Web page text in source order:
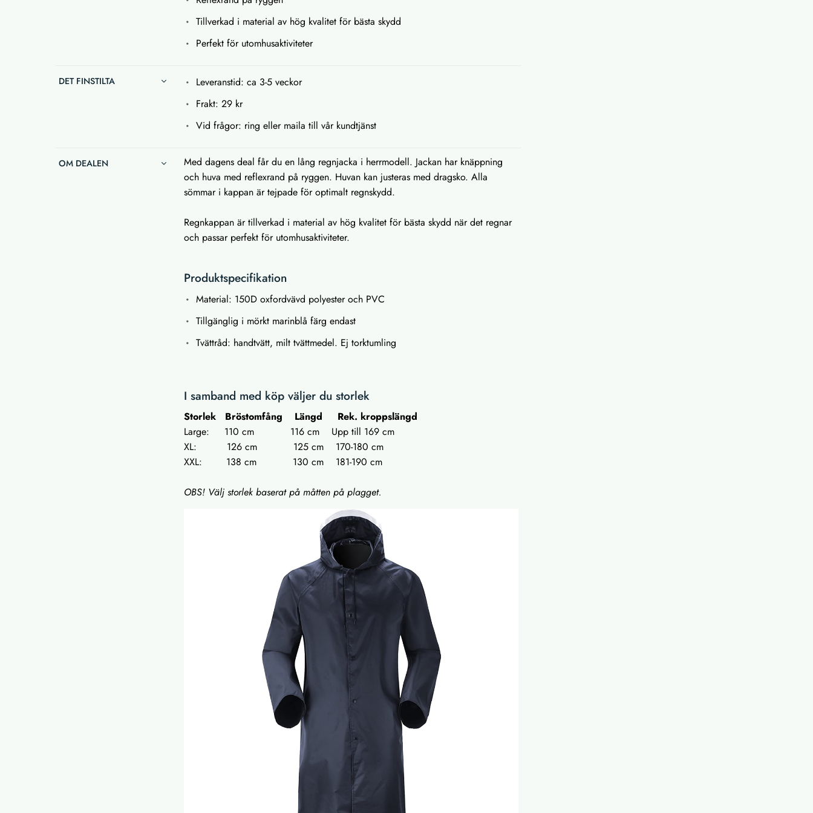
Tillverkad i material av hög kvalitet för bästa skydd
Perfekt för utomhusaktiviteter
DET FINSTILTA
Leveranstid: ca 3-5 veckor
Frakt: 29 kr
Vid frågor: ring eller maila till vår kundtjänst
OM DEALEN
Med dagens deal får du en lång regnjacka i herrmodell. Jackan har knäppning
och huva med reflexrand på ryggen. Huvan kan justeras med dragsko. Alla
sömmar i kappan är tejpade för optimalt regnskydd.
Regnkappan är tillverkad i material av hög kvalitet för bästa skydd när det regnar
och passar perfekt för utomhusaktiviteter.
Produktspecifikation
Material: 150D oxfordvävd polyester och PVC
Tillgänglig i mörkt marinblå färg endast
Tvättråd: handtvätt, milt tvättmedel. Ej torktumling
I samband med köp väljer du storlek
Storlek Bröstomfång Längd Rek. kroppslängd
Large: 110 cm 116 cm Upp till 169 cm
XL: 126 cm 125 cm 170-180 cm
XXL: 138 cm 130 cm 181-190 cm
OBS! Välj storlek baserat på måtten på plagget.